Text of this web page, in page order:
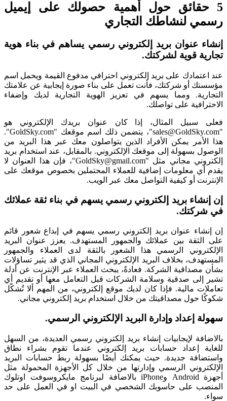
5 حقائق حول أهمية حصولك على إيميل
رسمي لنشاطك التجاري
إنشاء عنوان بريد إلكتروني رسمي يساهم في بناء هوية
تجارية قوية لشركتك.
عند اعتمادك على بريد إلكتروني احترافي مدفوع القيمة ويحمل اسم
مؤسستك أو شركتك، فأنت تعمل على بناء صورة إيجابية عن علامتك
التجارية. ومما يسهم في تعزيز الهوية التجارية لديك وإضفاء
الاحترافية على تواصلك.
فعلى سبيل المثال، إذا كان عنوان بريدك الإلكتروني هو
"
sales@GoldSky.com
"، يتضمن ذلك اسم موقعك "GoldSky.com".
هذا الأمر يمكن الأفراد الذين يتواصلون معك عبر هذا البريد من
الوصول بسهولة إلى موقعك الإلكتروني. بالمقابل، عند استخدام بريد
إلكتروني مجاني مثل "GoldSky@gmail.com"، فإن هذا العنوان لا
يقدم أي معلومات إضافية للعملاء المحتملين بخصوص موقعك على
الإنترنت أو كيفية التواصل معك عبر الويب.
إن إنشاء بريد إلكتروني رسمي يسهم في بناء ثقة عملائك
في شركتك.
إن إنشاء عنوان بريد إلكتروني رسمي يسهم في إبداع شعور قائم
على الثقة بين عملائك والجمهور المستهدف. يعزز عنوان البريد
الإلكتروني الرسمي هذا الشعور بالثقة لدى العملاء والجمهور
المستهدف، بخلاف البريد الإلكتروني المجاني الذي قد يثير تساؤلات
بشأن مصداقية الشركة. فعادةً، يبحث العملاء عبر الإنترنت عن أدلة
تشير إلى صدقية وسلامة الشركات قبل التعامل معها أو تقديم أي
تعاملات مالية. فإذا كان لديك موقع إلكتروني، من المهم ألا تُشكّل
شكوكًا حول مصداقيتك من خلال استخدام بريد إلكتروني مجاني.
سهولة إعداد وإدارة البريد الإلكتروني الرسمي.
بالاضافة لإيجابيات إنشاء بريد إلكتروني رسمي العديدة، من السهل
للغاية إعداد حسابات بريد إلكتروني عندما تقوم بشراء نطاق
واستضافة جديدة. حيث يمكنك أيضًا بسهولة ربط حسابات البريد
الإلكتروني الرسمي وإدارتها من خلال كل الأجهزة المحمولة مثل
أجهزة Android وiPhone بالاضافة لبرنامج مايكروسوفت اوتلوك
المنصب على حاسوبك الشخصي في البيت او في العمل على حد
سواء.